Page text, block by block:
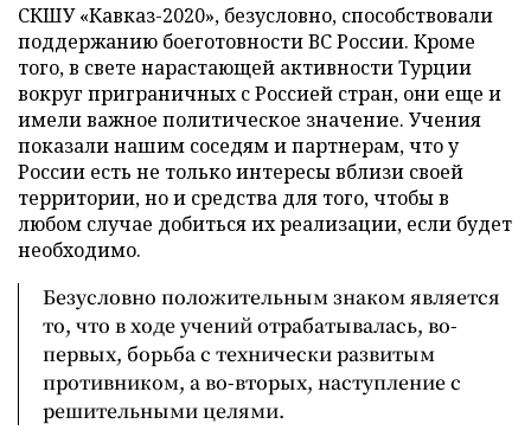
СКШУ «Кавказ-2020», безусловно, способствовали
поддержанию боеготовности ВС России. Кроме
того, в свете нарастающей активности Турции
вокруг приграничных с Россией стран, они еще и
имели важное политическое значение. Учения
показали нашим соседям и партнерам, что у
России есть не только интересы вблизи своей
территории, но и средства для того, чтобы в
любом случае добиться их реализации, если будет
необходимо.
Безусловно положительным знаком является
то, что в ходе учений отрабатывалась, во-
первых, борьба с технически развитым
противником, а во-вторых, наступление с
решительными целями.